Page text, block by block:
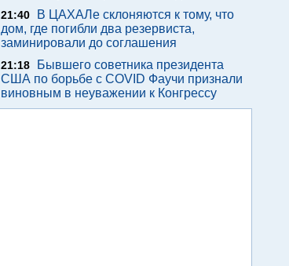
21:40
В ЦАХАЛе склоняются к тому, что
дом, где погибли два резервиста,
заминировали до соглашения
21:18
Бывшего советника президента
США по борьбе с COVID Фаучи признали
виновным в неуважении к Конгрессу